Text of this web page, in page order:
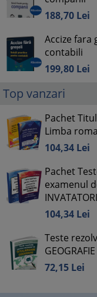
188,70 Lei
Accize fara
contabili
199,80 Lei
Top vanzari
Pachet
Limba
104,34 Lei
Pachet
examenul
104,34 Lei
Teste
GEOGRAFIE
72,15 Lei